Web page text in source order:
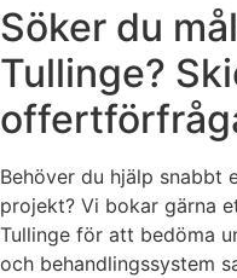
Söker du
Tullinge?
Behöver du hjälp snabbt
projekt? Vi bokar gärna
Tullinge för att bedöma
och behandlingssystem